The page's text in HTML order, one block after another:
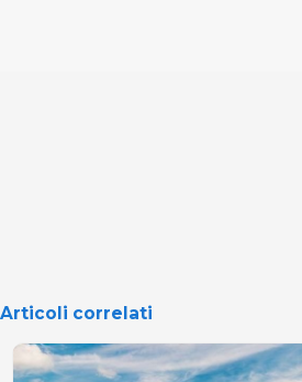
Articoli correlati